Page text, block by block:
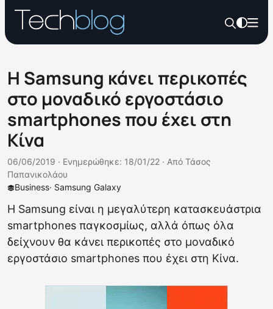
Η Samsung κάνει περικοπές
στο μοναδικό εργοστάσιο
smartphones που έχει στη
Κίνα
Business· Samsung Galaxy
06/06/2019 · Ενημερώθηκε: 18/01/22 · Από Τάσος
Παπανικολάου
Η Samsung είναι η μεγαλύτερη κατασκευάστρια
smartphones παγκοσμίως, αλλά όπως όλα
δείχνουν θα κάνει περικοπές στο μοναδικό
εργοστάσιο smartphones που έχει στη Κίνα.